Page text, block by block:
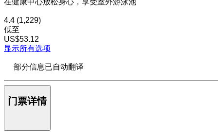
在健康中心放松身心，享受室外游泳池
4.4 (1,229)
低至
US$53.12
显示所有选项
部分信息已自动翻译
门票详情